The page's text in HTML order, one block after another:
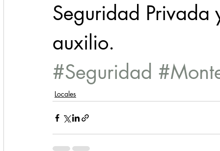
Seguridad
auxilio.
#Seguridad
Locales